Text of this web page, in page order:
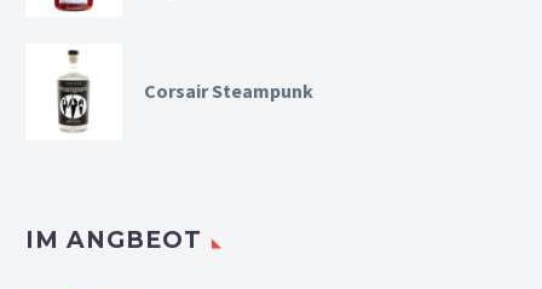
Corsair Steampunk
IM ANGBEOT